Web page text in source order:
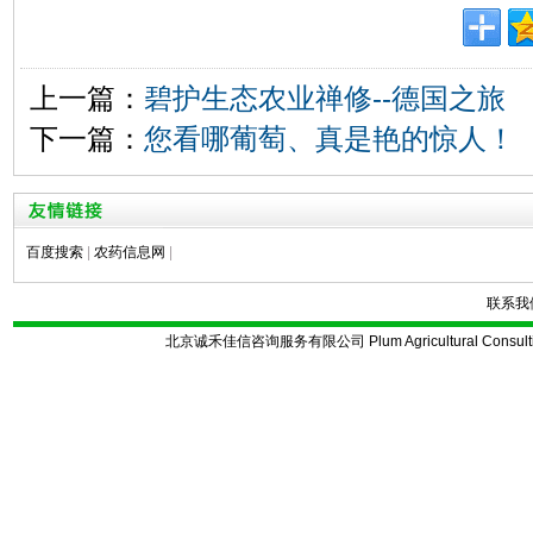
上一篇： 碧护生态农业禅修--德国之旅
下一篇： 您看哪葡萄、真是艳的惊人！
百度搜索 | 农药信息网 |
联系我
北京诚禾佳信咨询服务有限公司 Plum Agricultural